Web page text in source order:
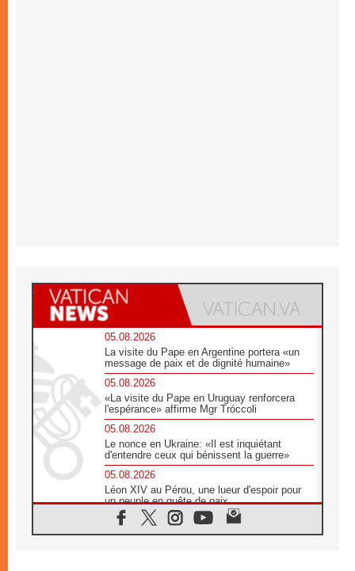
05.08.2026
La visite du Pape en Argentine portera «un
message de paix et de dignité humaine»
05.08.2026
«La visite du Pape en Uruguay renforcera
l'espérance» affirme Mgr Tróccoli
05.08.2026
Le nonce en Ukraine: «Il est inquiétant
d'entendre ceux qui bénissent la guerre»
05.08.2026
Léon XIV au Pérou, une lueur d'espoir pour
un peuple en quête de paix
05.08.2026
SCEAM: L'Église en Afrique vers